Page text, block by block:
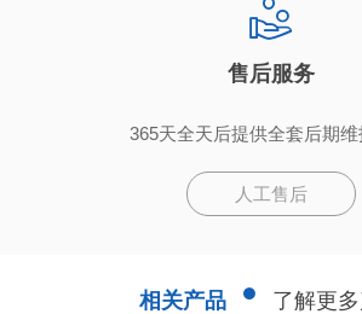
售后服务
365天全天后提供全套后期维
人工售后
相关产品 了解更